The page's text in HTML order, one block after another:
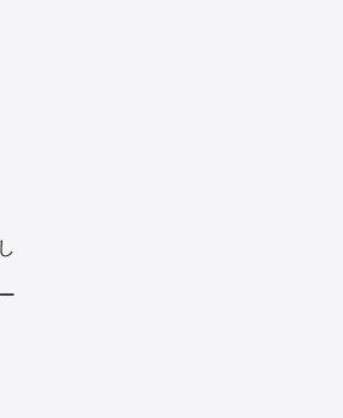
動内容に応じたデータ使用量を計画
ウェブ閲覧やメッセージングなら月
米国eSIMの価格は、データ量と利
ト経由のデータ共有が含まれてお
タブレットの接続が可能です。ニー
ンを見つけるため、各プロバイダー
さい。 III. 米国旅行向けトップeSIM
がありますが、カナダから米国へ
は特に優れた選択肢です。わず
きるGigagoの米国向けeSIMプラン